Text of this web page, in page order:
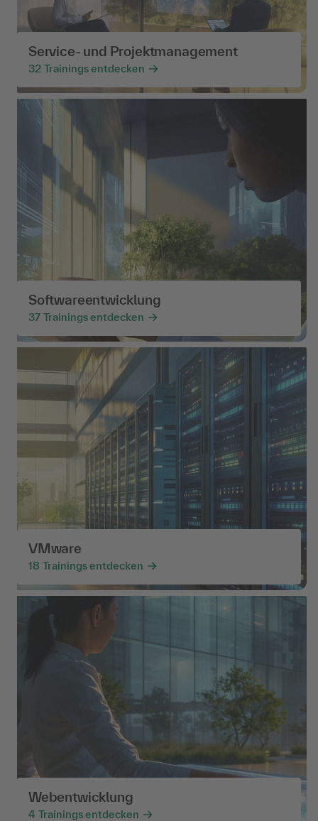
Service- und Projektmanagement
32 Trainings entdecken
Softwareentwicklung
37 Trainings entdecken
VMware
18 Trainings entdecken
Webentwicklung
4 Trainings entdecken